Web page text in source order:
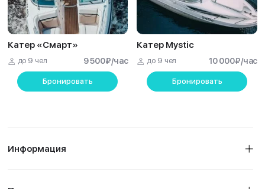
Катер «Смарт»
до 9 чел 9 500₽/час
Бронировать
Катер Mystic
до 9 чел 10 000₽/час
Бронировать
Информация